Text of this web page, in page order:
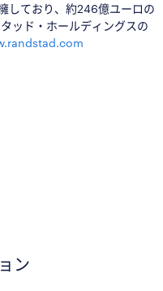
しており、約246億ユーロの
ッド・ホールディングスの
ン